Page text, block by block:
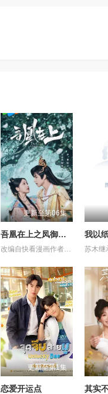
更新至第06集
吾凰在上之凤御四方
改编自快看漫画作者嗷小泽的独家连载漫画《吾凰在上》。 现代少女奚圆（姜贞羽 饰）因意外踏入玄机界，继而卷入虎云国内乱的漩涡，身陷重重危机，而在一次次险象环生中，奚圆的真实身份逐渐浮出水面，她体内的凤凰神力也在机缘巧合下被激发觉醒。肩负整个玄机界安危的奚圆将个人的生死抛之脑后挺身而出，勇敢地向至高的神律挑战，并最终凭借自身的聪慧与坚韧守护了玄机界的苍生。
我以
更新至第1集
恋爱开运点 其实